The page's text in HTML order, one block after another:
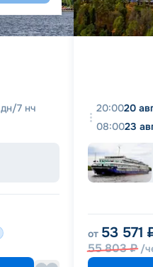
дн/7 нч
20:0020
08:0023
от 53 571
55 803₽ /